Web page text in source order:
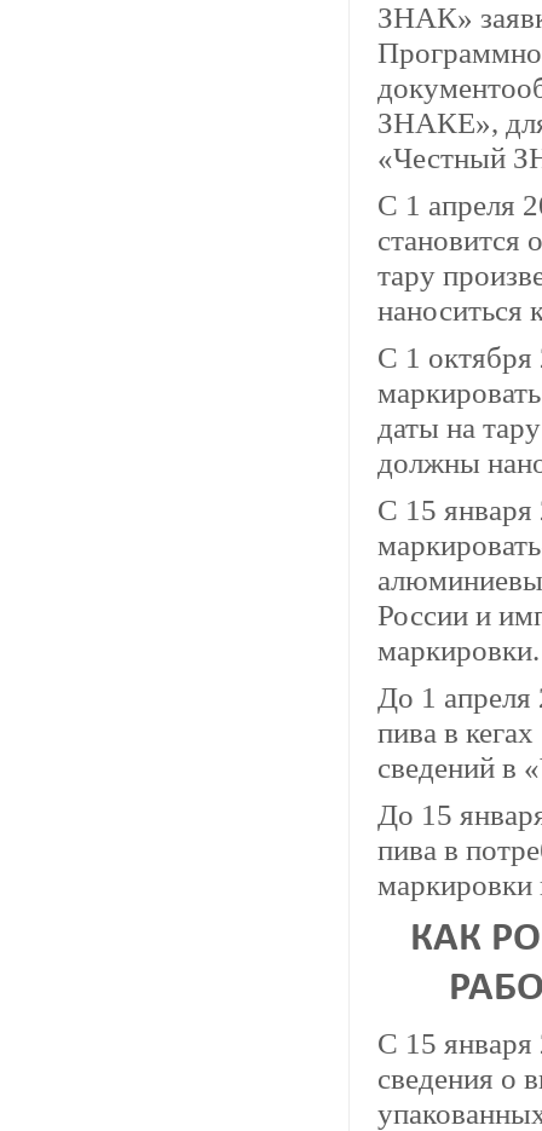
ЗНАК»
ЗНАКЕ», для
«Честный
С 1 апреля
становится
тару
наноситься
С 1 октября
даты на
должны
С 15 января
России и
маркировки.
До 1 апреля
пива в
сведений в
До 15
пива в
маркировки
КАК
С 15
сведения о